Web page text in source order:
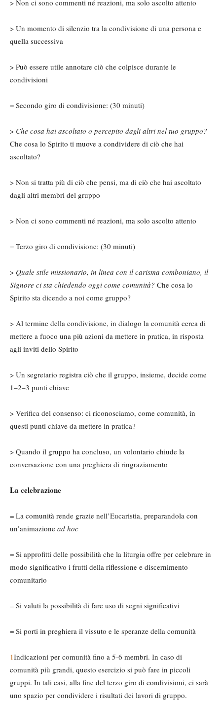
> Non ci sono commenti né reazioni, ma solo ascolto attento
> Un momento di silenzio tra la condivisione di una persona e
quella successiva
> Può essere utile annotare ciò che colpisce durante le
condivisioni
= Secondo giro di condivisione: (30 minuti)
> Che cosa hai ascoltato o percepito dagli altri nel tuo gruppo?
Che cosa lo Spirito ti muove a condividere di ciò che hai
ascoltato?
> Non si tratta più di ciò che pensi, ma di ciò che hai ascoltato
dagli altri membri del gruppo
> Non ci sono commenti né reazioni, ma solo ascolto attento
= Terzo giro di condivisione: (30 minuti)
> Quale stile missionario, in linea con il carisma comboniano, il
Signore ci sta chiedendo oggi come comunità? Che cosa lo
Spirito sta dicendo a noi come gruppo?
> Al termine della condivisione, in dialogo la comunità cerca di
mettere a fuoco una più azioni da mettere in pratica, in risposta
agli inviti dello Spirito
> Un segretario registra ciò che il gruppo, insieme, decide come
1–2–3 punti chiave
> Verifica del consenso: ci riconosciamo, come comunità, in
questi punti chiave da mettere in pratica?
> Quando il gruppo ha concluso, un volontario chiude la
conversazione con una preghiera di ringraziamento
La celebrazione
= La comunità rende grazie nell’Eucaristia, preparandola con
un’animazione ad hoc
= Si approfitti delle possibilità che la liturgia offre per celebrare in
modo significativo i frutti della riflessione e discernimento
comunitario
= Si valuti la possibilità di fare uso di segni significativi
= Si porti in preghiera il vissuto e le speranze della comunità
1Indicazioni per comunità fino a 5-6 membri. In caso di
comunità più grandi, questo esercizio si può fare in piccoli
gruppi. In tali casi, alla fine del terzo giro di condivisioni, ci sarà
uno spazio per condividere i risultati dei lavori di gruppo.